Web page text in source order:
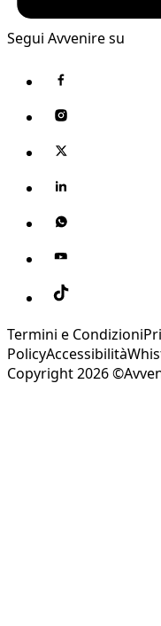
Segui Avvenire su
Termini e Condizioni
PolicyAccessibilità
Copyright 2026